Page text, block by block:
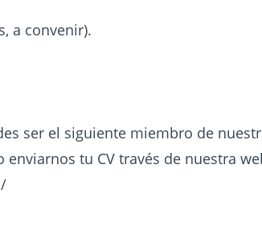
a convenir).
ser el siguiente miembro de
tu CV través de nuestra